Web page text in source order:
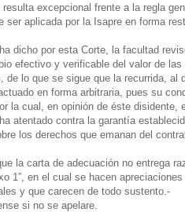
excepcional frente a la regla
aplicada por la Isapre en forma
dicho por esta Corte, la facultad
efectivo y verificable del valor de
lo que se sigue que la recurrida, al
en forma arbitraria, pues su
la cual, en opinión de éste disidente,
atentado contra la garantía
los derechos que emanan del
la carta de adecuación no entrega
1”, en el cual se hacen
y que carecen de todo sustento.-
si no se apelare.